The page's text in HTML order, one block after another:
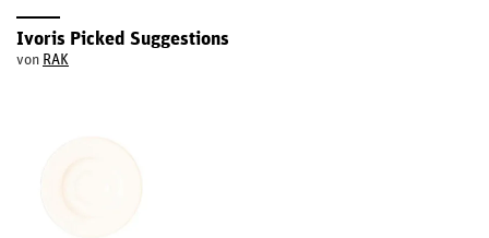
Ivoris Picked Suggestions
von RAK